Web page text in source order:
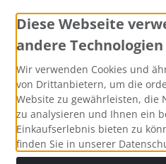
Zahlungsmethoden
Social Media
Diese Webseite
andere Technologien
Wir verwenden Cookies und
von Drittanbietern, um die
Website zu gewährleisten, die
zu analysieren und Ihnen ein
Einkaufserlebnis bieten zu
finden Sie in unserer